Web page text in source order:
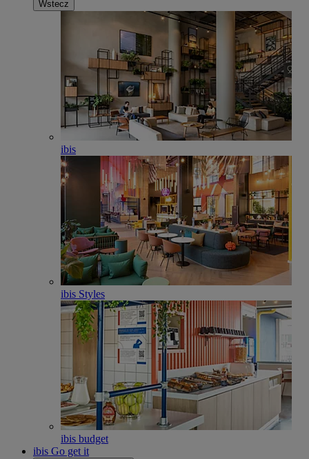
Wstecz
ibis
ibis Styles
ibis budget
ibis Go get it